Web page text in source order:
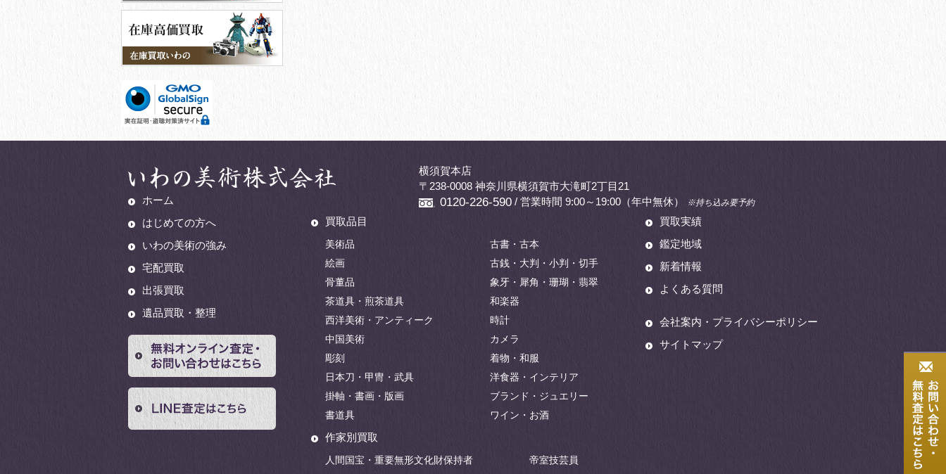
横須賀本店
〒238-0008 神奈川県横須賀市大滝町2丁目21
0120-226-590 / 営業時間 9:00～19:00（年中無休） ※持ち込み要予約
ホーム
はじめての方へ
いわの美術の強み
宅配買取
出張買取
遺品買取・整理
買取品目
美術品
絵画
骨董品
茶道具・煎茶道具
西洋美術・アンティーク
中国美術
彫刻
日本刀・甲冑・武具
掛軸・書画・版画
書道具
古書・古本
古銭・大判・小判・切手
象牙・犀角・珊瑚・翡翠
和楽器
時計
カメラ
着物・和服
洋食器・インテリア
ブランド・ジュエリー
ワイン・お酒
買取実績
鑑定地域
新着情報
よくある質問
会社案内・プライバシーポリシー
サイトマップ
作家別買取
人間国宝・重要無形文化財保持者
帝室技芸員